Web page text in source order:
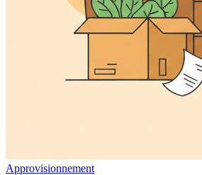
Approvisionnement